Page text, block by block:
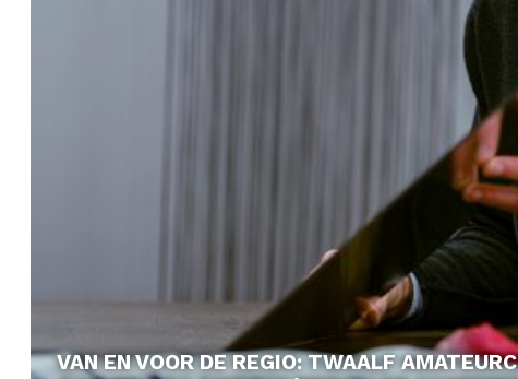
VAN EN VOOR DE REGIO: TWAALF